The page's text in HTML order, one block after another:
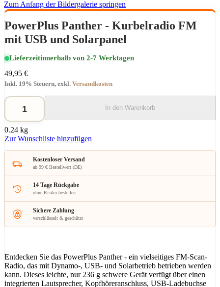
Zum Anfang der Bildergalerie springen
PowerPlus Panther - Kurbelradio FM
mit USB und Solarpanel
Lieferzeitinnerhalb von 2-7 Werktagen
49,95 €
Inkl. 19% Steuern, exkl. Versandkosten
In den Warenkorb
0.24 kg
Zur Wunschliste hinzufügen
Kostenloser Versand
ab 99 € Bestellwert (DE)
14 Tage Rückgabe
ohne Risiko bestellen
Sichere Zahlung
verschlüsselt & geschützt
Entdecken Sie das PowerPlus Panther - ein vielseitiges FM-Scan-
Radio, das mit Dynamo-, USB- und Solarbetrieb betrieben werden
kann. Dieses leichte, nur 236 g schwere Gerät verfügt über einen
integrierten Lautsprecher, Kopfhöreranschluss, USB-Ladebuchse